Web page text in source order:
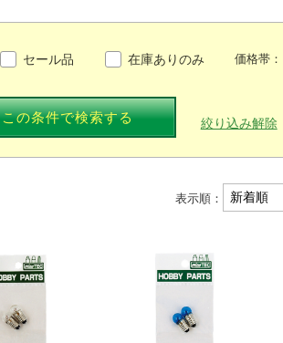
セール品 在庫ありのみ 価格帯：
この条件で検索する 絞り込み解除
表示順：